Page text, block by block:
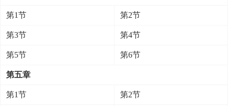
第1节 第2节
第3节 第4节
第5节 第6节
第五章
第1节 第2节